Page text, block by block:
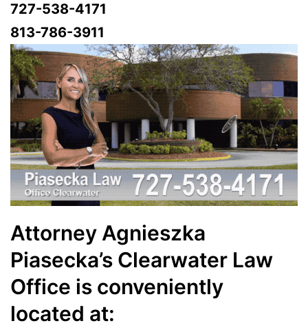
727-538-4171
813-786-3911
Attorney Agnieszka
Piasecka’s Clearwater Law
Office is conveniently
located at: